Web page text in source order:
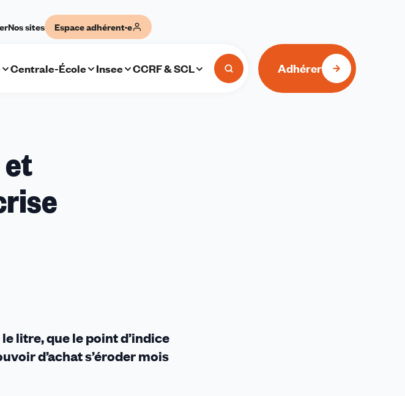
Nos sites Espace adhérent·e
Centrale-École Insee CCRF & SCL Adhérer
litre, que le point d’indice
d’achat s’éroder mois